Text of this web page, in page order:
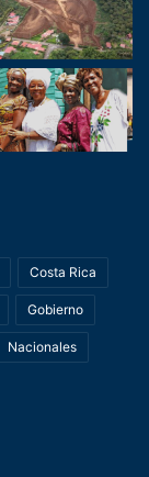
Costa Rica
Gobierno
Nacionales